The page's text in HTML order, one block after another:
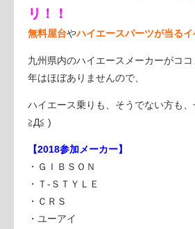
リ！！
無料屋台やハイエースパーツが当る
九州県内のハイエースメーカーがコ
年はほぼありませんので、
ハイエース乗りも、そうでない方も
≧Д≦ )
【2018参加メーカー】
・ＧＩＢＳＯＮ
・Ｔ-ＳＴＹＬＥ
・ＣＲＳ
・ユーアイ